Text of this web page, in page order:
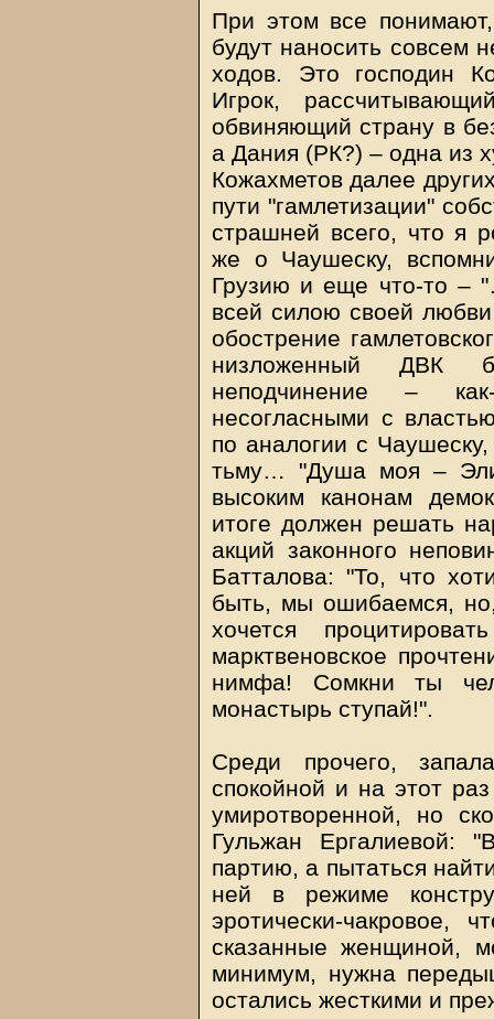
При этом все
будут наносить совсем
ходов. Это господин
Игрок,
обвиняющий страну в
а Дания (РК?) – одна из
Кожахметов далее
пути "гамлетизации"
страшней всего, что я
же о Чаушеску,
Грузию и еще что-то –
всей силою своей
обострение
низложенный ДВК
неподчинение –
несогласными с
по аналогии с
тьму… "Душа моя –
высоким канонам
итоге должен решать
акций законного
Батталова: "То, что
быть, мы ошибаемся,
хочется
марктвеновское
нимфа! Сомкни ты
монастырь ступай!".
Среди прочего,
спокойной и на этот
умиротворенной, но
Гульжан Ергалиевой:
партию, а пытаться
ней в режиме
эротически-чакровое,
сказанные женщиной,
минимум, нужна
остались жесткими и